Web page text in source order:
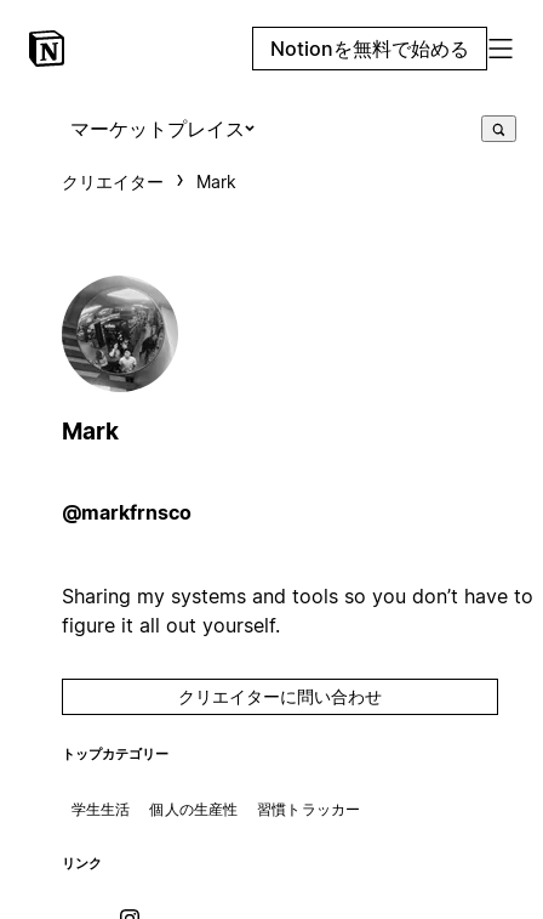
Notionを無料で始める
マーケットプレイス
クリエイター Mark
Mark
@markfrnsco
Sharing my systems and tools so you don’t have to
figure it all out yourself.
クリエイターに問い合わせ
トップカテゴリー
学生生活 個人の生産性 習慣トラッカー
リンク